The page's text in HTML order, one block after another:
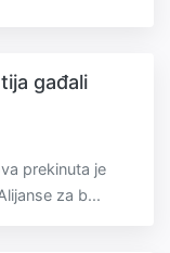
gađali
prekinuta je
za b...